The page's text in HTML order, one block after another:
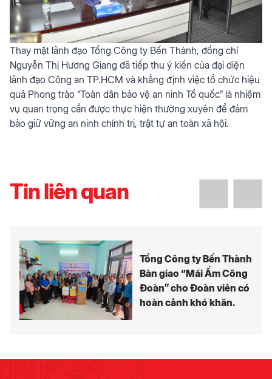
Thay mặt lãnh đạo Tổng Công ty Bến Thành, đồng chí
Nguyễn Thị Hương Giang đã tiếp thu ý kiến của đại diện
lãnh đạo Công an TP.HCM và khẳng định việc tổ chức hiệu
quả Phong trào “Toàn dân bảo vệ an ninh Tổ quốc” là nhiệm
vụ quan trọng cần được thực hiện thường xuyên để đảm
bảo giữ vững an ninh chính trị, trật tự an toàn xã hội.
Tin liên quan
Tổng Công ty Bến Thành
Bàn giao “Mái Ấm Công
Đoàn” cho Đoàn viên có
hoàn cảnh khó khăn.